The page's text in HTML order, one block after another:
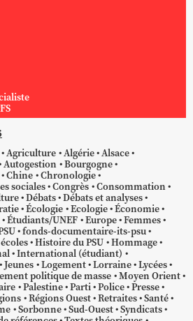
Agriculture Algérie Alsace
Autogestion
Bourgogne
Chine Chronologie
sociales Congrès Consommation
Débats Débats et analyses
Écologie Ecologie Économie
Étudiants/UNEF Europe Femmes
fonds-documentaire-its-psu
Histoire du PSU Hommage
International (étudiant)
Jeunes Logement Lorraine Lycées
politique de masse Moyen Orient
Palestine Parti Police Presse
Régions Ouest Retraites Santé
Sorbonne Sud-Ouest Syndicats